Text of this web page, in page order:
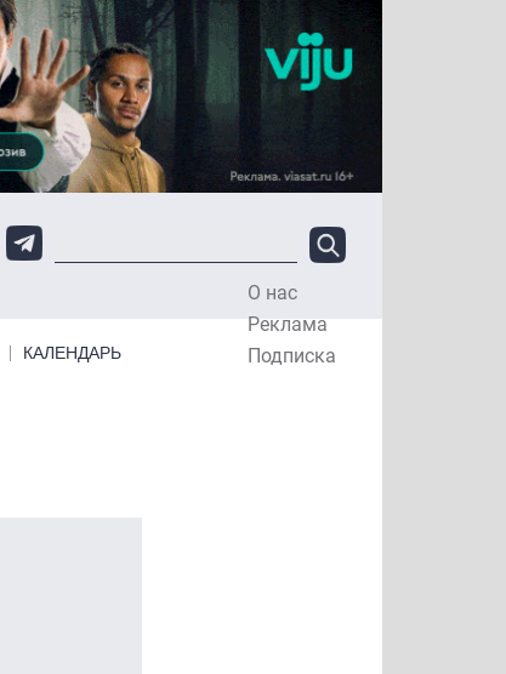
О нас
Реклама
Подписка
КАЛЕНДАРЬ